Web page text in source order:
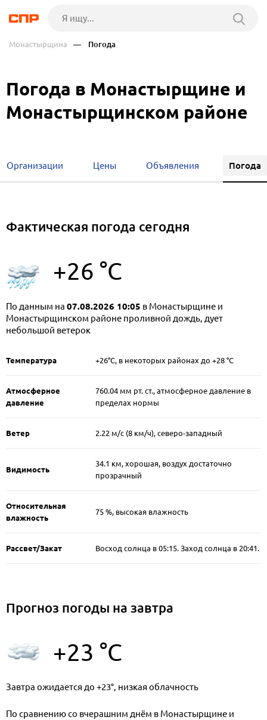
Монастырщина — Погода
Погода в Монастырщине и
Монастырщинском районе
Организации Цены Объявления Погода
Фактическая погода сегодня
+26 °C
По данным на 07.08.2026 10:05 в Монастырщине и
Монастырщинском районе проливной дождь, дует
небольшой ветерок
Температура +26°C, в некоторых районах до +28 °C
Атмосферное
давление
760.04 мм рт. ст., атмосферное давление в
пределах нормы
Ветер 2.22 м/c (8 км/ч), северо-западный
Видимость
34.1 км, хорошая, воздух достаточно
прозрачный
Относительная
влажность
75 %, высокая влажность
Рассвет/Закат Восход солнца в 05:15. Заход солнца в 20:41.
Прогноз погоды на завтра
+23 °C
Завтра ожидается до +23°, низкая облачность
По сравнению со вчерашним днём в Монастырщине и